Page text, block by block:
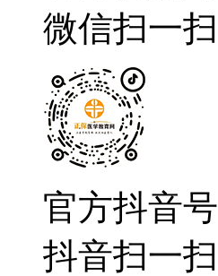
微信扫一扫
官方抖音号
抖音扫一扫